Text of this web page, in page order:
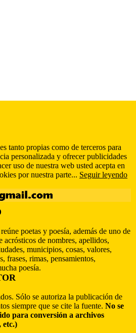
tanto propias como de terceros para
personalizada y ofrecer publicidades
uso de nuestra web usted acepta en
por nuestra parte... Seguir leyendo
poetas y poesía, además de uno de
acrósticos de nombres, apellidos,
municipios, cosas, valores,
frases, rimas, pensamientos,
poesía.
Sólo se autoriza la publicación de
siempre que se cite la fuente. No se
para conversión a archivos
etc.)